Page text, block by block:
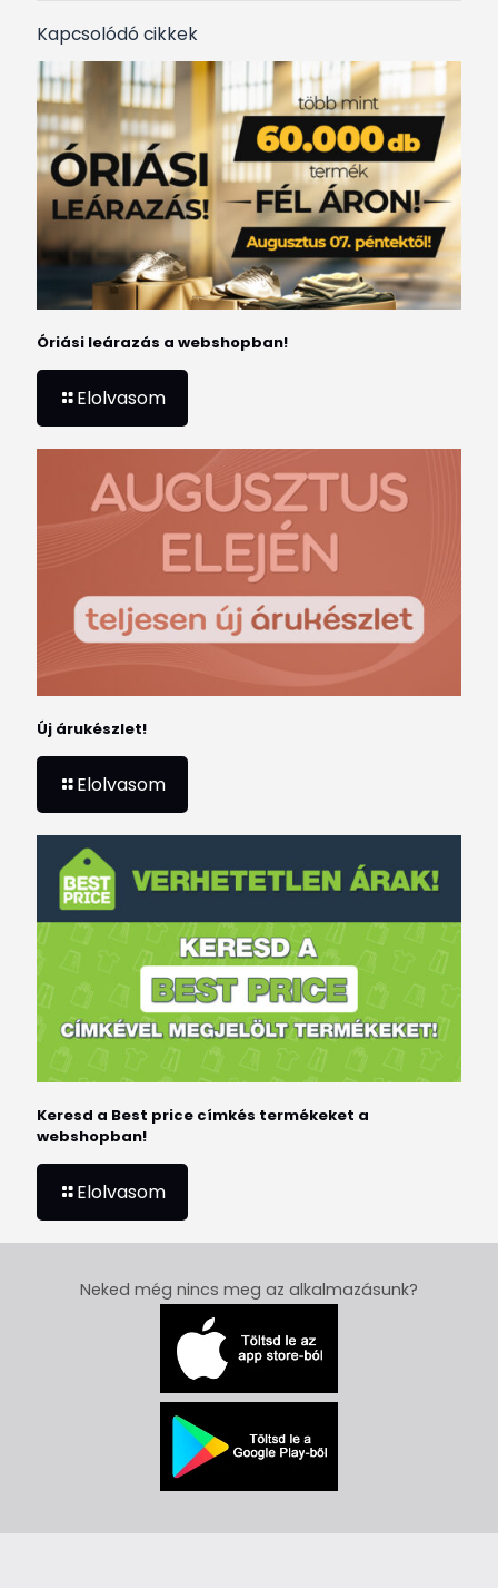
Kapcsolódó cikkek
Óriási leárazás a webshopban!
Elolvasom
Új árukészlet!
Elolvasom
Keresd a Best price címkés termékeket a
webshopban!
Elolvasom
Neked még nincs meg az alkalmazásunk?